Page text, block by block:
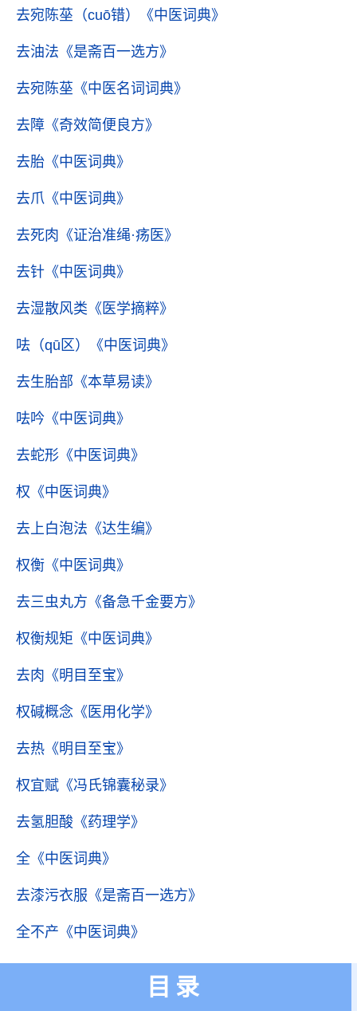
去宛陈莝（cuō错） 《中医词典》
去油法 《是斋百一选方》
去宛陈莝 《中医名词词典》
去障 《奇效简便良方》
去胎 《中医词典》
去爪 《中医词典》
去死肉 《证治准绳·疡医》
去针 《中医词典》
去湿散风类 《医学摘粹》
呿（qū区） 《中医词典》
去生胎部 《本草易读》
呿吟 《中医词典》
去蛇形 《中医词典》
权 《中医词典》
去上白泡法 《达生编》
权衡 《中医词典》
去三虫丸方 《备急千金要方》
权衡规矩 《中医词典》
去肉 《明目至宝》
权碱概念 《医用化学》
去热 《明目至宝》
权宜赋 《冯氏锦囊秘录》
去氢胆酸 《药理学》
全 《中医词典》
去漆污衣服 《是斋百一选方》
全不产 《中医词典》
目录